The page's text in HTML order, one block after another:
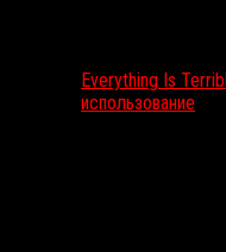
Everything Is
использование